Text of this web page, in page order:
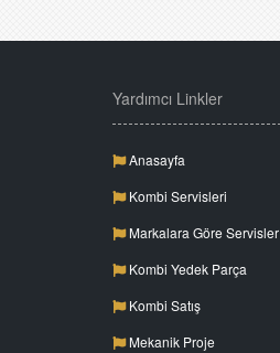
Yardımcı Linkler
Anasayfa
Kombi Servisleri
Markalara Göre Servisler
Kombi Yedek Parça
Kombi Satış
Mekanik Proje